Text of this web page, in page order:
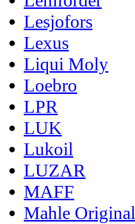
Lesjofors
Lexus
Liqui Moly
Loebro
LPR
LUK
Lukoil
LUZAR
MAFF
Mahle Original